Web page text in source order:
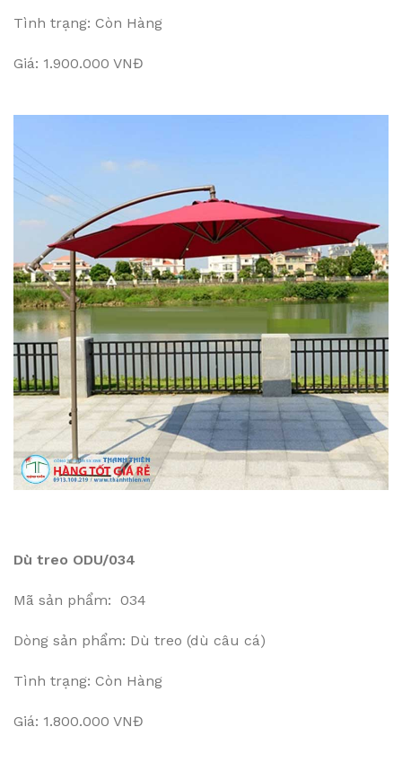
Tình trạng: Còn Hàng
Giá: 1.900.000 VNĐ
Dù treo ODU/034
Mã sản phẩm: 034
Dòng sản phẩm: Dù treo (dù câu cá)
Tình trạng: Còn Hàng
Giá: 1.800.000 VNĐ